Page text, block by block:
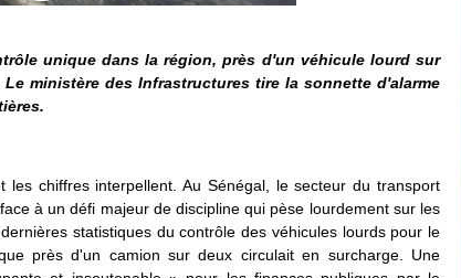
unique dans la région, près d'un véhicule lourd sur
ministère des Infrastructures tire la sonnette d'alarme
les chiffres interpellent. Au Sénégal, le secteur du transport
à un défi majeur de discipline qui pèse lourdement sur les
statistiques du contrôle des véhicules lourds pour le
près d'un camion sur deux circulait en surcharge. Une